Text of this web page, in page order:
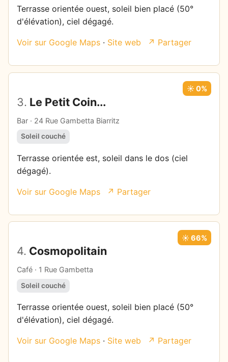
Terrasse orientée ouest, soleil bien placé (50°
d'élévation), ciel dégagé.
Voir sur Google Maps · Site web ↗ Partager
3. Le Petit Coin...
Bar · 24 Rue Gambetta Biarritz
☀️ 0%
Soleil couché
Terrasse orientée est, soleil dans le dos (ciel
dégagé).
Voir sur Google Maps ↗ Partager
4. Cosmopolitain
Café · 1 Rue Gambetta
☀️ 66%
Soleil couché
Terrasse orientée ouest, soleil bien placé (50°
d'élévation), ciel dégagé.
Voir sur Google Maps · Site web ↗ Partager